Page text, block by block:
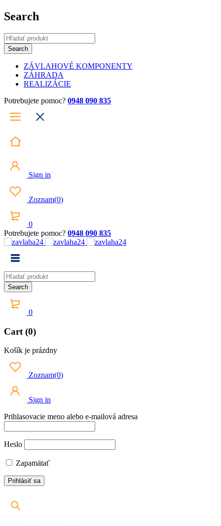
Search
ZÁVLAHOVÉ KOMPONENTY
ZÁHRADA
REALIZÁCIE
Potrebujete pomoc? 0948 090 835
Sign in
Zoznam(0)
0
Potrebujete pomoc? 0948 090 835
0
Cart (0)
Košík je prázdny
Zoznam(0)
Sign in
Prihlasovacie meno alebo e-mailová adresa
Heslo
Zapamätať